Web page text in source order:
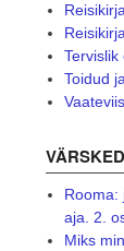
Tervislik
Toidud
Rooma:
aja. 2.
Miks